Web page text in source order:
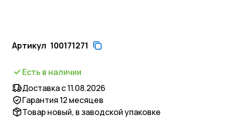
Артикул 100171271
Есть в наличии
Доставка с 11.08.2026
Гарантия 12 месяцев
Товар новый, в заводской упаковке